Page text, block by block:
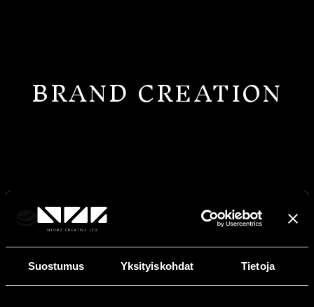
Suostumus Yksityiskohdat Tietoja
BRAND CREATION